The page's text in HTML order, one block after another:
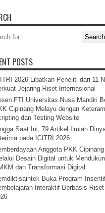
POSTS
2026 Libatkan Peneliti dari 11
Jejaring Riset Internasional
FTI Universitas Nusa Mandiri
Cipinang Melayu dengan
dan Testing Website
Saat Ini, 79 Artikel Ilmiah
pada ICITRI 2026
Anggota PKK
Desain Digital untuk
dan Transformasi Digital
Buka Program
Interaktif Berbasis Riset